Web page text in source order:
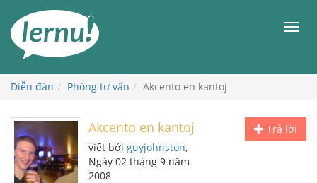
đến
phần
dung
Diễn đàn Phòng tư vấn Akcento en kantoj
Trả lời
Akcento en kantoj
viết bởi guyjohnston,
Ngày 02 tháng 9 năm
2008